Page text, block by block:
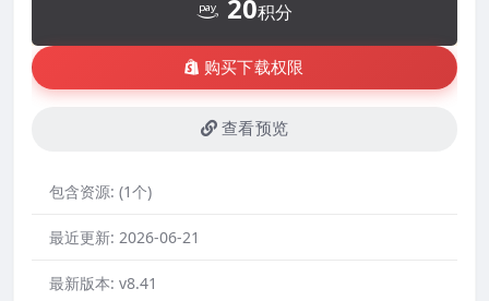
20积分
购买下载权限
查看预览
包含资源: (1个)
最近更新: 2026-06-21
最新版本: v8.41